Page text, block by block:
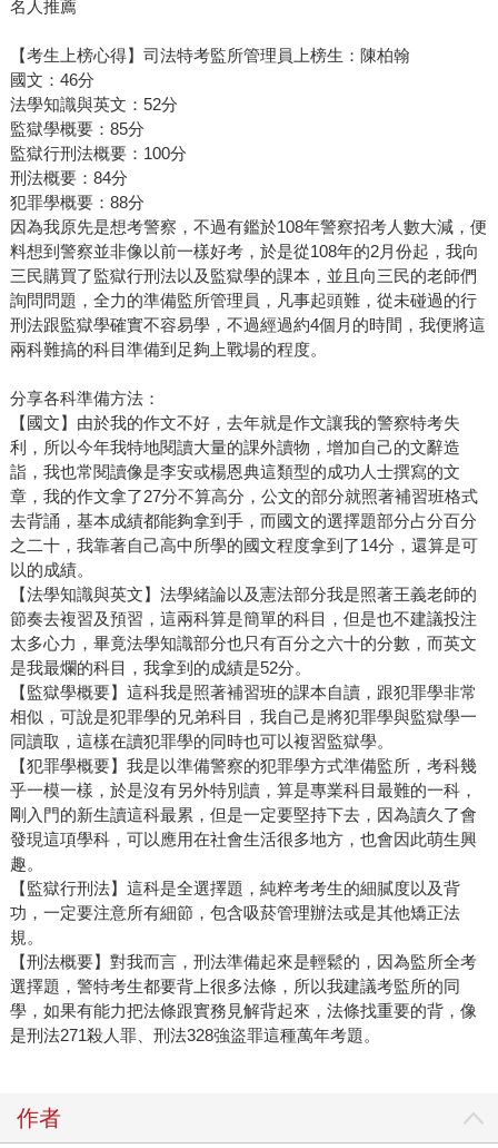
名人推薦
【考生上榜心得】司法特考監所管理員上榜生：陳柏翰
國文：46分
法學知識與英文：52分
監獄學概要：85分
監獄行刑法概要：100分
刑法概要：84分
犯罪學概要：88分
因為我原先是想考警察，不過有鑑於108年警察招考人數大減，便
料想到警察並非像以前一樣好考，於是從108年的2月份起，我向
三民購買了監獄行刑法以及監獄學的課本，並且向三民的老師們
詢問問題，全力的準備監所管理員，凡事起頭難，從未碰過的行
刑法跟監獄學確實不容易學，不過經過約4個月的時間，我便將這
兩科難搞的科目準備到足夠上戰場的程度。
分享各科準備方法：
【國文】由於我的作文不好，去年就是作文讓我的警察特考失
利，所以今年我特地閱讀大量的課外讀物，增加自己的文辭造
詣，我也常閱讀像是李安或楊恩典這類型的成功人士撰寫的文
章，我的作文拿了27分不算高分，公文的部分就照著補習班格式
去背誦，基本成績都能夠拿到手，而國文的選擇題部分占分百分
之二十，我靠著自己高中所學的國文程度拿到了14分，還算是可
以的成績。
【法學知識與英文】法學緒論以及憲法部分我是照著王義老師的
節奏去複習及預習，這兩科算是簡單的科目，但是也不建議投注
太多心力，畢竟法學知識部分也只有百分之六十的分數，而英文
是我最爛的科目，我拿到的成績是52分。
【監獄學概要】這科我是照著補習班的課本自讀，跟犯罪學非常
相似，可說是犯罪學的兄弟科目，我自己是將犯罪學與監獄學一
同讀取，這樣在讀犯罪學的同時也可以複習監獄學。
【犯罪學概要】我是以準備警察的犯罪學方式準備監所，考科幾
乎一模一樣，於是沒有另外特別讀，算是專業科目最難的一科，
剛入門的新生讀這科最累，但是一定要堅持下去，因為讀久了會
發現這項學科，可以應用在社會生活很多地方，也會因此萌生興
趣。
【監獄行刑法】這科是全選擇題，純粹考考生的細膩度以及背
功，一定要注意所有細節，包含吸菸管理辦法或是其他矯正法
規。
【刑法概要】對我而言，刑法準備起來是輕鬆的，因為監所全考
選擇題，警特考生都要背上很多法條，所以我建議考監所的同
學，如果有能力把法條跟實務見解背起來，法條找重要的背，像
是刑法271殺人罪、刑法328強盜罪這種萬年考題。
作者